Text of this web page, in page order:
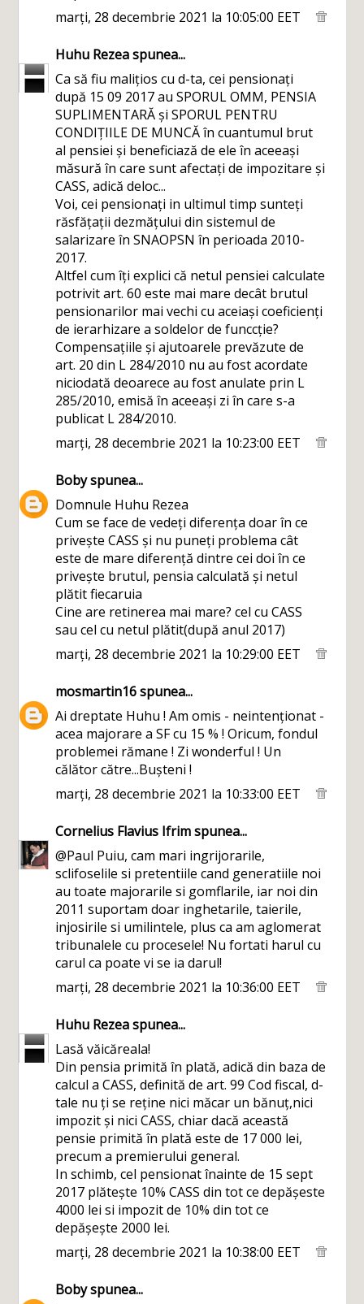
marți, 28 decembrie 2021 la 10:05:00 EET
Huhu Rezeaspunea...
Ca să fiu malițios cu d-ta, cei pensionați
după 15 09 2017 au SPORUL OMM, PENSIA
SUPLIMENTARĂ și SPORUL PENTRU
CONDIȚIILE DE MUNCĂ în cuantumul brut
al pensiei și beneficiază de ele în aceeași
măsură în care sunt afectați de impozitare și
CASS, adică deloc...
Voi, cei pensionați in ultimul timp sunteți
răsfățații dezmățului din sistemul de
salarizare în SNAOPSN în perioada 2010-
2017.
Altfel cum îți explici că netul pensiei calculate
potrivit art. 60 este mai mare decât brutul
pensionarilor mai vechi cu aceiași coeficienți
de ierarhizare a soldelor de funccție?
Compensațiile și ajutoarele prevăzute de
art. 20 din L 284/2010 nu au fost acordate
niciodată deoarece au fost anulate prin L
285/2010, emisă în aceeași zi în care s-a
publicat L 284/2010.
marți, 28 decembrie 2021 la 10:23:00 EET
Bobyspunea...
Domnule Huhu Rezea
Cum se face de vedeți diferența doar în ce
privește CASS și nu puneți problema cât
este de mare diferență dintre cei doi în ce
privește brutul, pensia calculată și netul
plătit fiecaruia
Cine are retinerea mai mare? cel cu CASS
sau cel cu netul plătit(după anul 2017)
marți, 28 decembrie 2021 la 10:29:00 EET
mosmartin16spunea...
Ai dreptate Huhu ! Am omis - neintenționat -
acea majorare a SF cu 15 % ! Oricum, fondul
problemei rămane ! Zi wonderful ! Un
călător către...Bușteni !
marți, 28 decembrie 2021 la 10:33:00 EET
Cornelius Flavius Ifrimspunea...
@Paul Puiu, cam mari ingrijorarile,
sclifoselile si pretentiile cand generatiile noi
au toate majorarile si gomflarile, iar noi din
2011 suportam doar inghetarile, taierile,
injosirile si umilintele, plus ca am aglomerat
tribunalele cu procesele! Nu fortati harul cu
carul ca poate vi se ia darul!
marți, 28 decembrie 2021 la 10:36:00 EET
Huhu Rezeaspunea...
Lasă văicăreala!
Din pensia primită în plată, adică din baza de
calcul a CASS, definită de art. 99 Cod fiscal, d-
tale nu ți se reține nici măcar un bănuț,nici
impozit și nici CASS, chiar dacă această
pensie primită în plată este de 17 000 lei,
precum a premierului general.
In schimb, cel pensionat înainte de 15 sept
2017 plătește 10% CASS din tot ce depășeste
4000 lei si impozit de 10% din tot ce
depășește 2000 lei.
marți, 28 decembrie 2021 la 10:38:00 EET
Bobyspunea...